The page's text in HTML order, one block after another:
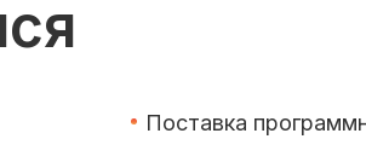
Поставка